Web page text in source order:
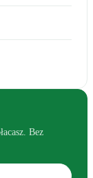
Bez